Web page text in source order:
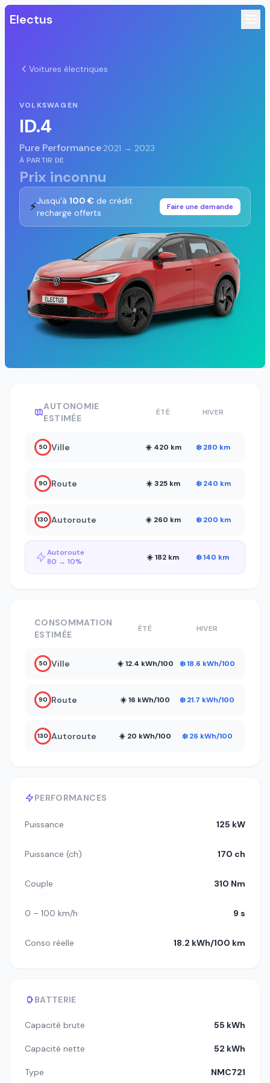
Electus
Voitures électriques
VOLKSWAGEN
ID.4
Pure Performance·2021 → 2023
À PARTIR DE
Prix inconnu
⚡Jusqu'à 100 € de crédit
recharge offerts
Faire une demande
AUTONOMIE
ESTIMÉE
ÉTÉ HIVER
50 Ville ☀️ 420 km ❄️ 280 km
90 Route ☀️ 325 km ❄️ 240 km
130 Autoroute ☀️ 260 km ❄️ 200 km
Autoroute
80 → 10%
☀️ 182 km ❄️ 140 km
PERFORMANCES
Puissance 125 kW
Puissance (ch) 170 ch
Couple 310 Nm
0 – 100 km/h 9 s
Conso réelle 18.2 kWh/100 km
BATTERIE
Capacité brute 55 kWh
Capacité nette 52 kWh
Type NMC721
CONSOMMATION
ESTIMÉE
ÉTÉ HIVER
50 Ville ☀️ 12.4 kWh/100 ❄️ 18.6 kWh/100
90 Route ☀️ 16 kWh/100 ❄️ 21.7 kWh/100
130 Autoroute ☀️ 20 kWh/100 ❄️ 26 kWh/100